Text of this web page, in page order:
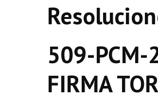
509-PCM-
FIRMA